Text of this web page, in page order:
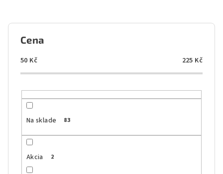
Cena
50 Kč 225 Kč
Na sklade 83
Akcia 2